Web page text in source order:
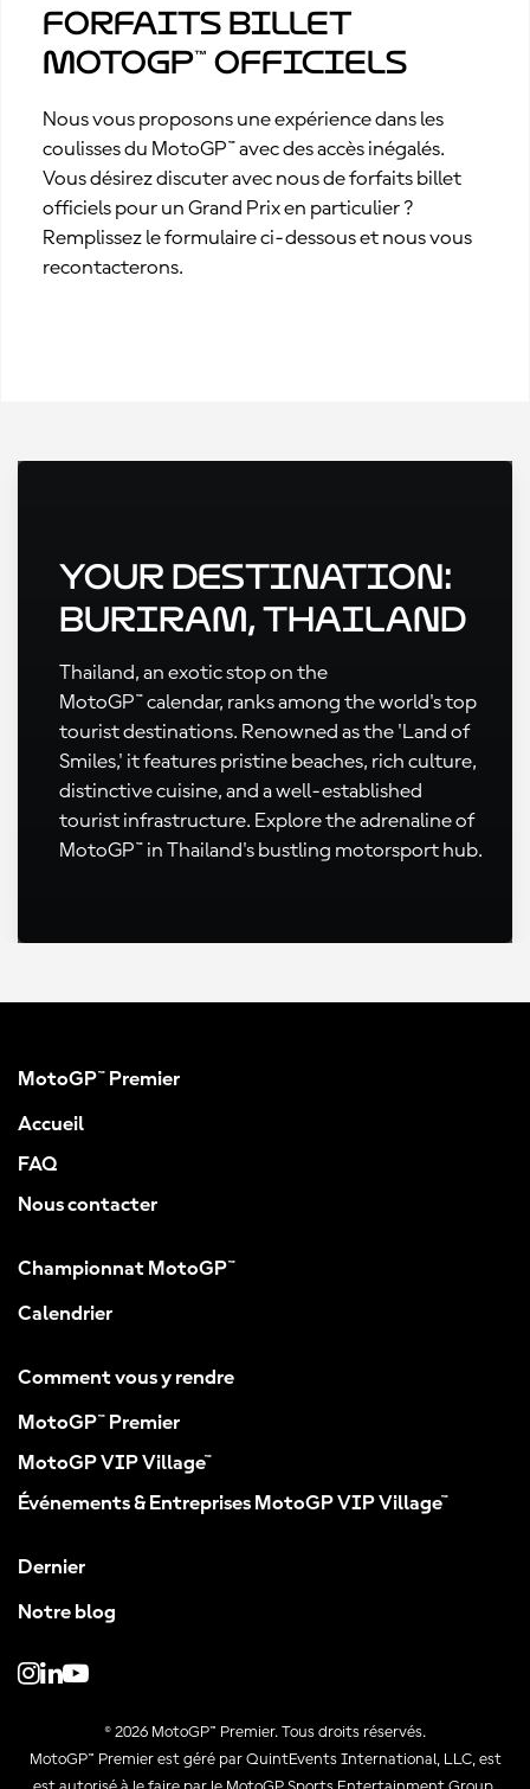
Forfaits billet
MotoGP™ officiels
Nous vous proposons une expérience dans les
coulisses du MotoGP™ avec des accès inégalés.
Vous désirez discuter avec nous de forfaits billet
officiels pour un Grand Prix en particulier ?
Remplissez le formulaire ci-dessous et nous vous
recontacterons.
Your Destination:
Buriram, Thailand
Thailand, an exotic stop on the
MotoGP™ calendar, ranks among the world's top
tourist destinations. Renowned as the 'Land of
Smiles,' it features pristine beaches, rich culture,
distinctive cuisine, and a well-established
tourist infrastructure. Explore the adrenaline of
MotoGP™ in Thailand's bustling motorsport hub.
MotoGP™ Premier
Accueil
FAQ
Nous contacter
Championnat MotoGP™
Calendrier
Comment vous y rendre
MotoGP™ Premier
MotoGP VIP Village™
Événements & Entreprises MotoGP VIP Village™
Dernier
Notre blog
© 2026 MotoGP™ Premier. Tous droits réservés.
MotoGP™ Premier est géré par QuintEvents International, LLC, est